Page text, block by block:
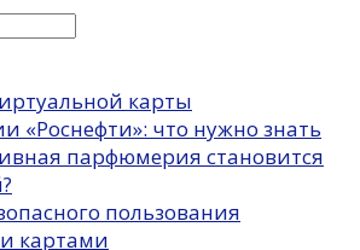
карты
«Роснефти»: что нужно знать
парфюмерия становится
пользования
картами